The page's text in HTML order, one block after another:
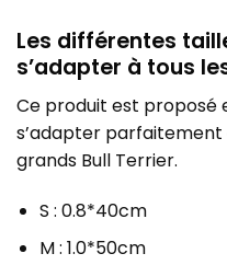
Les différentes
s’adapter à tous
Ce produit est proposé
s’adapter
grands Bull Terrier.
S : 0.8*40cm
M : 1.0*50cm